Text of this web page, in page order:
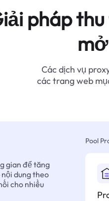
pháp
Các dịch vụ
các trang web
gian để tăng
dung theo
cho nhiều
Pool